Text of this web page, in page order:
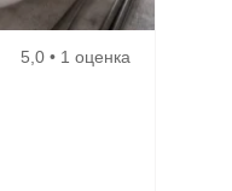
5,0 • 1 оценка